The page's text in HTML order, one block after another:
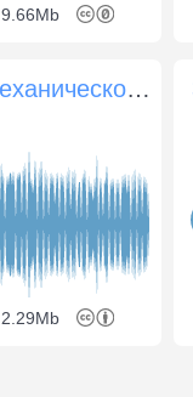
9.66Mb
Тиканье старомодного механического будильника с заводным механизмом (1 минута)
2.29Mb